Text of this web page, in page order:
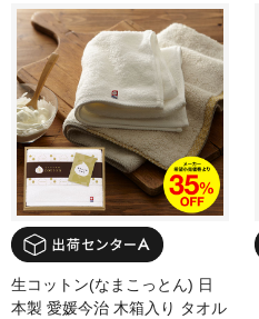
生コットン(なまこっとん) 日
本製 愛媛今治 木箱入り タオル